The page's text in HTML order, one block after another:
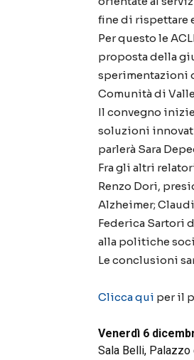
fine di rispettare
Per questo le
proposta della
sperimentazioni
Comunità di
Il convegno
soluzioni
parlerà Sara
Fra gli altri
Renzo Dori,
Alzheimer;
Federica Sartori
alla politiche
Le conclusioni
Clicca qui per il
Venerdì 6
Sala Belli,